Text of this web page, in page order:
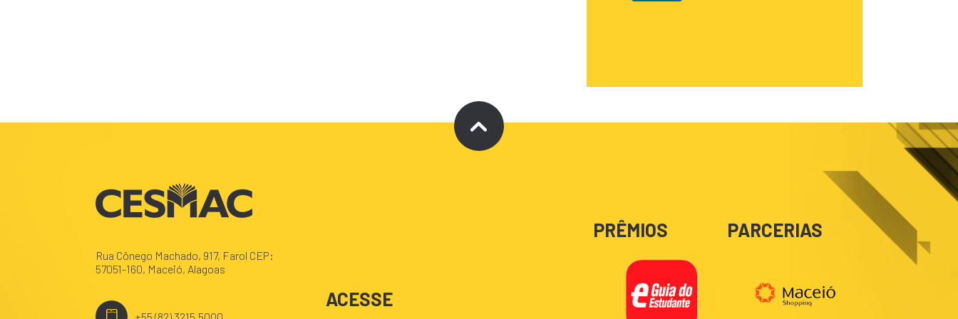
Rua Cônego Machado, 917, Farol CEP:
57051-160, Maceió, Alagoas
ACESSE
PRÊMIOS PARCERIAS